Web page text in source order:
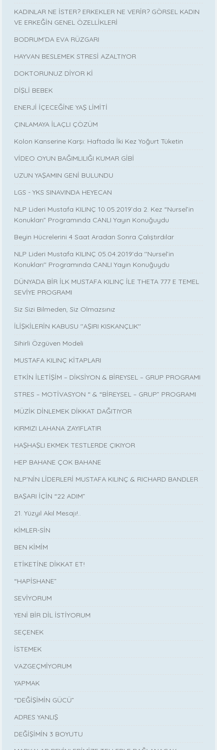
KADINLAR NE İSTER? ERKEKLER NE VERİR? GÖRSEL KADIN
VE ERKEĞİN GENEL ÖZELLİKLERİ
BODRUM’DA EVA RÜZGARI
HAYVAN BESLEMEK STRESİ AZALTIYOR
DOKTORUNUZ DİYOR Kİ
DİŞLİ BEBEK
ENERJİ İÇECEĞİNE YAŞ LİMİTİ
ÇINLAMAYA İLAÇLI ÇÖZÜM
Kolon Kanserine Karşı: Haftada İki Kez Yoğurt Tüketin
VİDEO OYUN BAĞIMLILIĞI KUMAR GİBİ
UZUN YAŞAMIN GENİ BULUNDU
LGS - YKS SINAVINDA HEYECAN
NLP Lideri Mustafa KILINÇ 10.05.2019’da 2. Kez “Nursel’in
Konukları” Programında CANLI Yayın Konuğuydu
Beyin Hücrelerini 4 Saat Aradan Sonra Çalıştırdılar
NLP Lideri Mustafa KILINÇ 05.04.2019'da ''Nursel’in
Konukları'' Programında CANLI Yayın Konuğuydu
DÜNYADA BİR İLK MUSTAFA KILINÇ İLE THETA 777 E TEMEL
SEVİYE PROGRAMI
Siz Sizi Bilmeden, Siz Olmazsınız
İLİŞKİLERİN KABUSU ''AŞIRI KISKANÇLIK''
Sihirli Özgüven Modeli
MUSTAFA KILINÇ KİTAPLARI
ETKİN İLETİŞİM – DİKSİYON & BİREYSEL – GRUP PROGRAMI
STRES – MOTİVASYON “ & “BİREYSEL – GRUP” PROGRAMI
MÜZİK DİNLEMEK DİKKAT DAĞITIYOR
KIRMIZI LAHANA ZAYIFLATIR
HAŞHAŞLI EKMEK TESTLERDE ÇIKIYOR
HEP BAHANE ÇOK BAHANE
NLP’NİN LİDERLERİ MUSTAFA KILINÇ & RICHARD BANDLER
BAŞARI İÇİN “22 ADIM”
21. Yüzyıl Akıl Mesajı!..
KİMLER-SİN
BEN KİMİM
ETİKETİNE DİKKAT ET!
“HAPİSHANE”
SEVİYORUM
YENİ BİR DİL İSTİYORUM
SEÇENEK
İSTEMEK
VAZGEÇMİYORUM
YAPMAK
“DEĞİŞİMİN GÜCÜ”
ADRES YANLIŞ
DEĞİŞİMİN 3 BOYUTU